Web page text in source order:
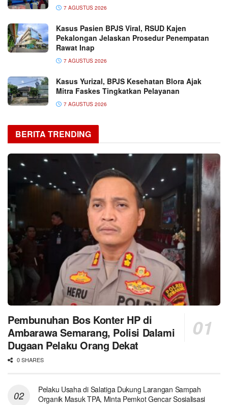
7 AGUSTUS 2026
Kasus Pasien BPJS Viral, RSUD Kajen
Pekalongan Jelaskan Prosedur Penempatan
Rawat Inap
7 AGUSTUS 2026
Kasus Yurizal, BPJS Kesehatan Blora Ajak
Mitra Faskes Tingkatkan Pelayanan
7 AGUSTUS 2026
BERITA TRENDING
Pembunuhan Bos Konter HP di
Ambarawa Semarang, Polisi Dalami
Dugaan Pelaku Orang Dekat
0 SHARES
Pelaku Usaha di Salatiga Dukung Larangan Sampah
Organik Masuk TPA, Minta Pemkot Gencar Sosialisasi